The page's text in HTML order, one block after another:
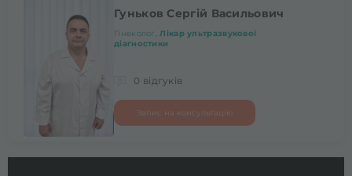
Гуньков Сергій Васильович
Гінеколог,Лікар ультразвукової
діагностики
0 відгуків
Запис на консультацію